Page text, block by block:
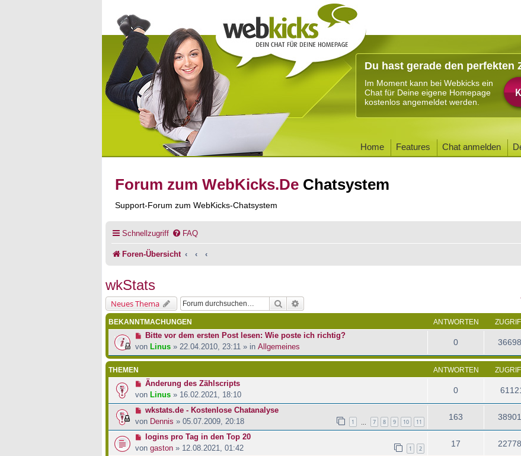
Du hast gerade den perfekten
Im Moment kann bei Webkicks ein
Chat für Deine eigene Homepage
kostenlos angemeldet werden.
Home Features Chat anmelden
Forum zum WebKicks.De Chatsystem
Support-Forum zum WebKicks-Chatsystem
Schnellzugriff FAQ
Foren-Übersicht
wkStats
Neues Thema Suche
BEKANNTMACHUNGEN ANTWORTEN
Bitte vor dem ersten Post lesen: Wie poste ich richtig?
von Linus » 22.04.2010, 23:11 » in Allgemeines 0
THEMEN ANTWORTEN
Änderung des Zählscripts
von Linus » 16.02.2021, 18:10 0
wkstats.de - Kostenlose Chatanalyse
von Dennis » 05.07.2009, 20:18 1 7 8 9 10 11
163
logins pro Tag in den Top 20
von gaston » 12.08.2021, 01:42 1 2
17